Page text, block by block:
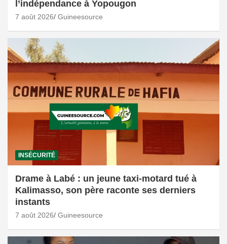
l’indépendance à Yopougon
7 août 2026 Guineesource
INSÉCURITÉ
Drame à Labé : un jeune taxi-motard tué à
Kalimasso, son père raconte ses derniers
instants
7 août 2026 Guineesource